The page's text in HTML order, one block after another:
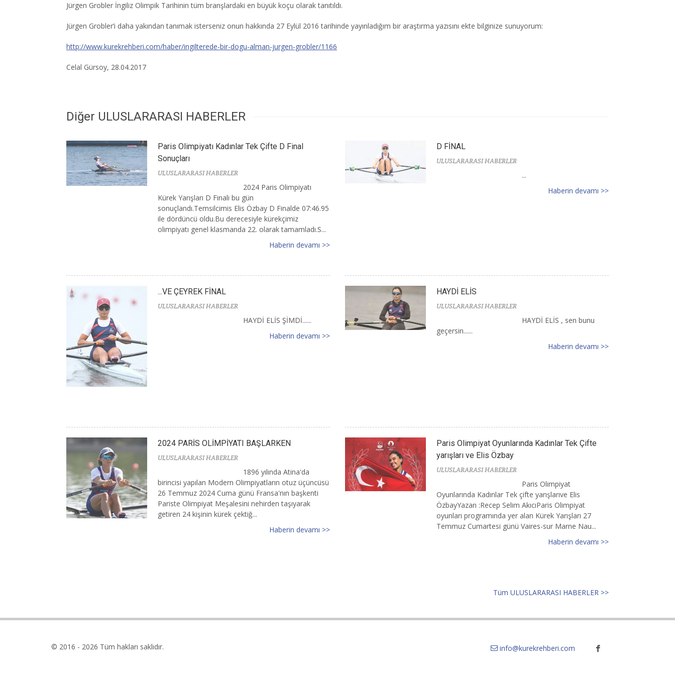
Jürgen Grobler İngiliz Olimpik Tarihinin tüm branşlardaki en büyük koçu olarak tanıtıldı.
Jürgen Grobler’i daha yakından tanımak isterseniz onun hakkında 27 Eylül 2016 tarihinde yayınladığım bir araştırma yazısını ekte bilginize sunuyorum:
http://www.kurekrehberi.com/haber/ingilterede-bir-dogu-alman-jurgen-grobler/1166
Celal Gürsoy, 28.04.2017
Diğer ULUSLARARASI HABERLER
Paris Olimpiyatı Kadınlar Tek Çifte D Final
Sonuçları
ULUSLARARASI HABERLER
2024 Paris Olimpiyatı
Kürek Yarışları D Finali bu gün
sonuçlandı.Temsilcimis Elis Özbay D Finalde 07:46.95
ile dördüncü oldu.Bu derecesiyle kürekçimiz
olimpiyatı genel klasmanda 22. olarak tamamladı.S...
Haberin devamı >>
D FİNAL
ULUSLARARASI HABERLER
...
Haberin devamı >>
...VE ÇEYREK FİNAL
ULUSLARARASI HABERLER
HAYDİ ELİS ŞİMDİ......
Haberin devamı >>
HAYDİ ELİS
ULUSLARARASI HABERLER
HAYDİ ELİS , sen bunu
geçersin......
Haberin devamı >>
2024 PARİS OLİMPİYATI BAŞLARKEN
ULUSLARARASI HABERLER
1896 yılında Atina'da
birincisi yapılan Modern Olimpiyatların otuz üçüncüsü
26 Temmuz 2024 Cuma günü Fransa'nın başkenti
Pariste Olimpiyat Meşalesini nehirden taşıyarak
getiren 24 kişinin kürek çektiğ...
Haberin devamı >>
Paris Olimpiyat Oyunlarında Kadınlar Tek Çifte
yarışları ve Elis Özbay
ULUSLARARASI HABERLER
Paris Olimpiyat
Oyunlarında Kadınlar Tek çifte yarışlarıve Elis
ÖzbayYazan :Recep Selim AkıcıParis Olimpiyat
oyunları programında yer alan Kürek Yarışları 27
Temmuz Cumartesi günü Vaires-sur Marne Nau...
Haberin devamı >>
Tüm ULUSLARARASI HABERLER >>
© 2016 - 2026 Tüm hakları saklıdır. info@kurekrehberi.com